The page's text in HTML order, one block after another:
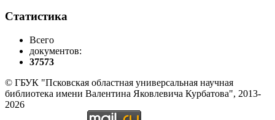
Статистика
Всего
документов:
37573
© ГБУК "Псковская областная универсальная научная
библиотека имени Валентина Яковлевича Курбатова", 2013-
2026